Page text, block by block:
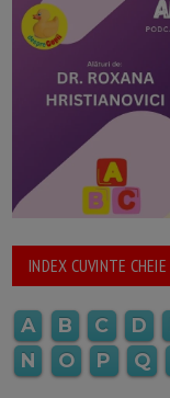
INDEX CUVINTE CHEIE
A B C D
N
O P Q